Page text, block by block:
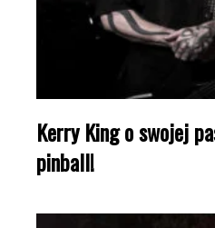
Kerry King o swojej
pinball!